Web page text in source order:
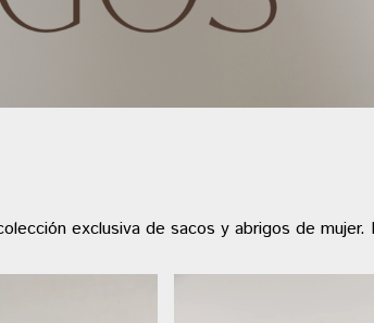
exclusiva de sacos y abrigos de